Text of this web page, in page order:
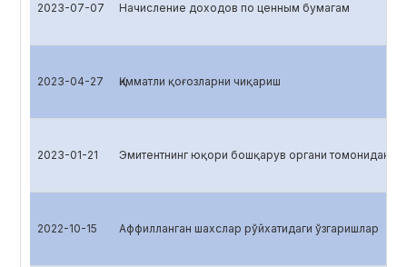
2023-07-07 Начисление доходов по ценным бумагам
2023-04-27 Қимматли қоғозларни чиқариш
2023-01-21 Эмитентнинг юқори бошқарув органи томонидан
2022-10-15 Аффилланган шахслар рўйхатидаги ўзгаришлар